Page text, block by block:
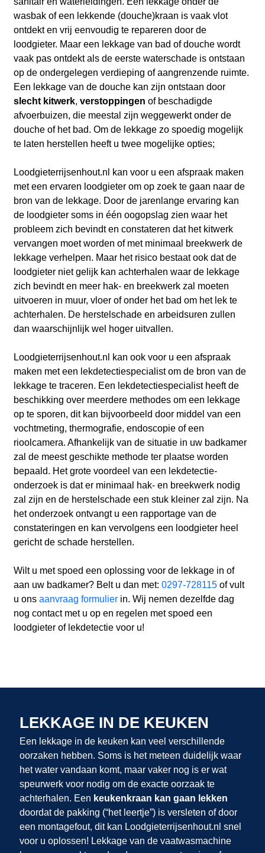
wasbak of een lekkende (douche)kraan is vaak vlot
ontdekt en vrij eenvoudig te repareren door de
loodgieter. Maar een lekkage van bad of douche wordt
vaak pas ontdekt als de eerste waterschade is ontstaan
op de ondergelegen verdieping of aangrenzende ruimte.
Een lekkage van de douche kan zijn ontstaan door
slecht kitwerk, verstoppingen of beschadigde
afvoerbuizen, die meestal zijn weggewerkt onder de
douche of het bad. Om de lekkage zo spoedig mogelijk
te laten herstellen heeft u twee mogelijke opties;
Loodgieterrijsenhout.nl kan voor u een afspraak maken
met een ervaren loodgieter om op zoek te gaan naar de
bron van de lekkage. Door de jarenlange ervaring kan
de loodgieter soms in één oogopslag zien waar het
probleem zich bevindt en constateren dat het kitwerk
vervangen moet worden of met minimaal breekwerk de
lekkage verhelpen. Maar het risico bestaat ook dat de
loodgieter niet gelijk kan achterhalen waar de lekkage
zich bevindt en meer hak- en breekwerk zal moeten
uitvoeren in muur, vloer of onder het bad om het lek te
achterhalen. De herstelschade en arbeidsuren zullen
dan waarschijnlijk wel hoger uitvallen.
Loodgieterrijsenhout.nl kan ook voor u een afspraak
maken met een lekdetectiespecialist om de bron van de
lekkage te traceren. Een lekdetectiespecialist heeft de
beschikking over meerdere methodes om een lekkage
op te sporen, dit kan bijvoorbeeld door middel van een
vochtmeting, thermografie, endoscopie of een
rioolcamera. Afhankelijk van de situatie in uw badkamer
zal de meest geschikte methode ter plaatse worden
bepaald. Het grote voordeel van een lekdetectie-
onderzoek is dat er minimaal hak- en breekwerk nodig
zal zijn en de herstelschade een stuk kleiner zal zijn. Na
het onderzoek ontvangt u een rapportage van de
constateringen en kan vervolgens een loodgieter heel
gericht de schade herstellen.
Wilt u met spoed een oplossing voor de lekkage in of
aan uw badkamer? Belt u dan met: 0297-728115of vult
u ons aanvraag formulierin. Wij nemen dezelfde dag
nog contact met u op en regelen met spoed een
loodgieter of lekdetectie voor u!
LEKKAGE IN DE KEUKEN
Een lekkage in de keuken kan veel verschillende
oorzaken hebben. Soms is het meteen duidelijk waar
het water vandaan komt, maar vaker nog is er wat
speurwerk voor nodig om de exacte oorzaak te
achterhalen. Een keukenkraan kan gaan lekken
doordat de pakking (“het leertje”) is versleten of door
een montagefout, dit kan Loodgieterrijsenhout.nl snel
voor u oplossen! Lekkage van de vaatwasmachine